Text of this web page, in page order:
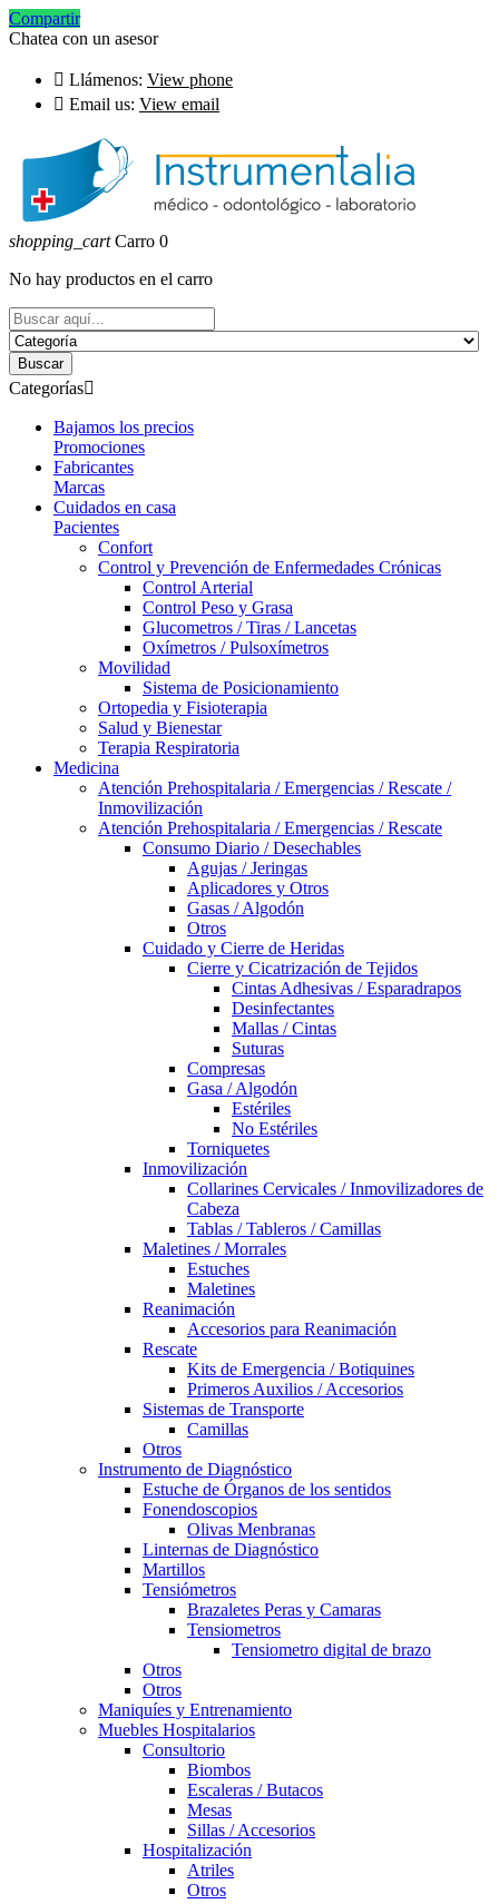
Compartir
Chatea con un asesor
 Llámenos: View phone
 Email us: View email
shopping_cart Carro 0
No hay productos en el carro
Buscar
Categorías
Bajamos los precios
Promociones
Fabricantes
Marcas
Cuidados en casa
Pacientes
Confort
Control y Prevención de Enfermedades Crónicas
Control Arterial
Control Peso y Grasa
Glucometros / Tiras / Lancetas
Oxímetros / Pulsoxímetros
Movilidad
Sistema de Posicionamiento
Ortopedia y Fisioterapia
Salud y Bienestar
Terapia Respiratoria
Medicina
Atención Prehospitalaria / Emergencias / Rescate /
Inmovilización
Atención Prehospitalaria / Emergencias / Rescate
Consumo Diario / Desechables
Agujas / Jeringas
Aplicadores y Otros
Gasas / Algodón
Otros
Cuidado y Cierre de Heridas
Cierre y Cicatrización de Tejidos
Cintas Adhesivas / Esparadrapos
Desinfectantes
Mallas / Cintas
Suturas
Compresas
Gasa / Algodón
Estériles
No Estériles
Torniquetes
Inmovilización
Collarines Cervicales / Inmovilizadores de
Cabeza
Tablas / Tableros / Camillas
Maletines / Morrales
Estuches
Maletines
Reanimación
Accesorios para Reanimación
Rescate
Kits de Emergencia / Botiquines
Primeros Auxilios / Accesorios
Sistemas de Transporte
Camillas
Otros
Instrumento de Diagnóstico
Estuche de Órganos de los sentidos
Fonendoscopios
Olivas Menbranas
Linternas de Diagnóstico
Martillos
Tensiómetros
Brazaletes Peras y Camaras
Tensiometros
Tensiometro digital de brazo
Otros
Otros
Maniquíes y Entrenamiento
Muebles Hospitalarios
Consultorio
Biombos
Escaleras / Butacos
Mesas
Sillas / Accesorios
Hospitalización
Atriles
Otros